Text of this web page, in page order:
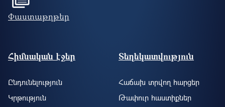
Փաստաթղթեր
Footer site information
Հիմնական էջեր
Ընդունելություն
Կրթություն
Տեղեկատվություն
Հաճախ տրվող հարցեր
Թափուր հաստիքներ